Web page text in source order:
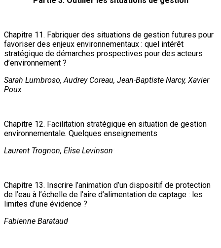
Chapitre 11. Fabriquer des situations de gestion futures pour
favoriser des enjeux environnementaux : quel intérêt
stratégique de démarches prospectives pour des acteurs
d’environnement ?
Sarah Lumbroso, Audrey Coreau, Jean-Baptiste Narcy, Xavier
Poux
Chapitre 12. Facilitation stratégique en situation de gestion
environnementale. Quelques enseignements
Laurent Trognon, Elise Levinson
Chapitre 13. Inscrire l’animation d’un dispositif de protection
de l’eau à l’échelle de l’aire d’alimentation de captage : les
limites d’une évidence ?
Fabienne Barataud